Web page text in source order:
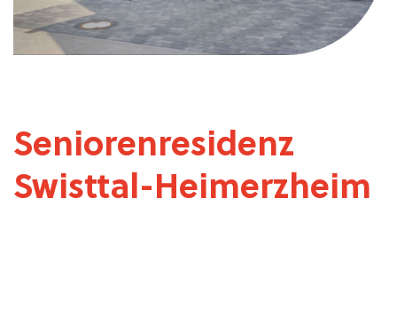
Seniorenresidenz
Swisttal-Heimerzheim